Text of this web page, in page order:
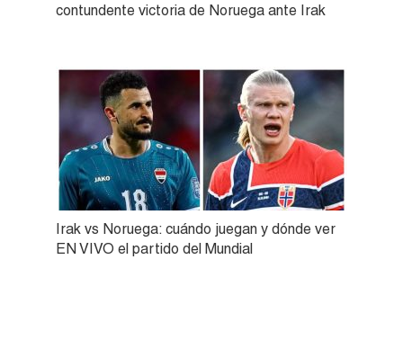
contundente victoria de Noruega ante Irak
Irak vs Noruega: cuándo juegan y dónde ver
EN VIVO el partido del Mundial